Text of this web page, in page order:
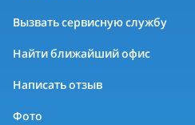
Вызвать сервисную службу
Найти ближайший офис
Написать отзыв
Фото